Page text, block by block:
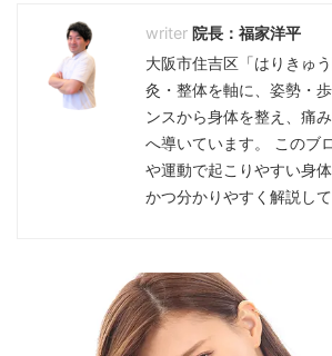
院長：福家洋平
大阪市住吉区「はりきゅ
灸・整体を軸に、姿勢・
ンスから身体を整え、痛
へ導いています。 このブ
や運動で起こりやすい身
かつ分かりやすく解説して